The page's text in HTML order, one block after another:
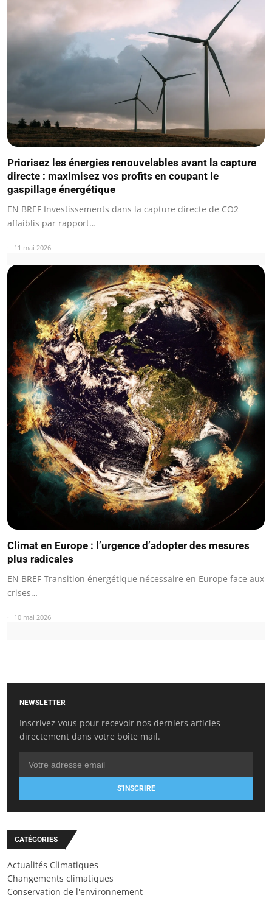
Priorisez les énergies renouvelables avant la capture
directe : maximisez vos profits en coupant le
gaspillage énergétique
EN BREF Investissements dans la capture directe de CO2
affaiblis par rapport…
11 mai 2026
Climat en Europe : l’urgence d’adopter des mesures
plus radicales
EN BREF Transition énergétique nécessaire en Europe face aux
crises…
10 mai 2026
NEWSLETTER
Inscrivez-vous pour recevoir nos derniers articles
directement dans votre boîte mail.
S'INSCRIRE
CATÉGORIES
Actualités Climatiques
Changements climatiques
Conservation de l'environnement